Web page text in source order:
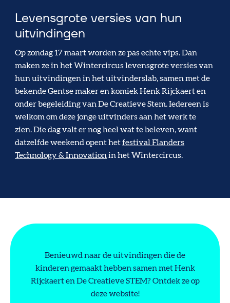
Levensgrote versies van hun
uitvindingen
Op zondag 17 maart worden ze pas echte vips. Dan
maken ze in het Wintercircus levensgrote versies van
hun uitvindingen in het uitvinderslab, samen met de
bekende Gentse maker en komiek Henk Rijckaert en
onder begeleiding van De Creatieve Stem. Iedereen is
welkom om deze jonge uitvinders aan het werk te
zien. Die dag valt er nog heel wat te beleven, want
datzelfde weekend opent hetfestival Flanders
Technology & Innovation in het Wintercircus.
Benieuwd naar de uitvindingen die de
kinderen gemaakt hebben samen met Henk
Rijckaert en De Creatieve STEM? Ontdek ze op
deze website!